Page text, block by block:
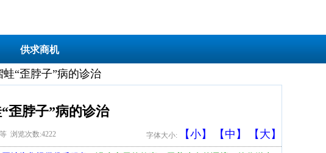
供求商机
“歪脖子”病的诊治
歪脖子”病的诊治
浏览次数:4222 字体大小: 【小】 【中】 【大】